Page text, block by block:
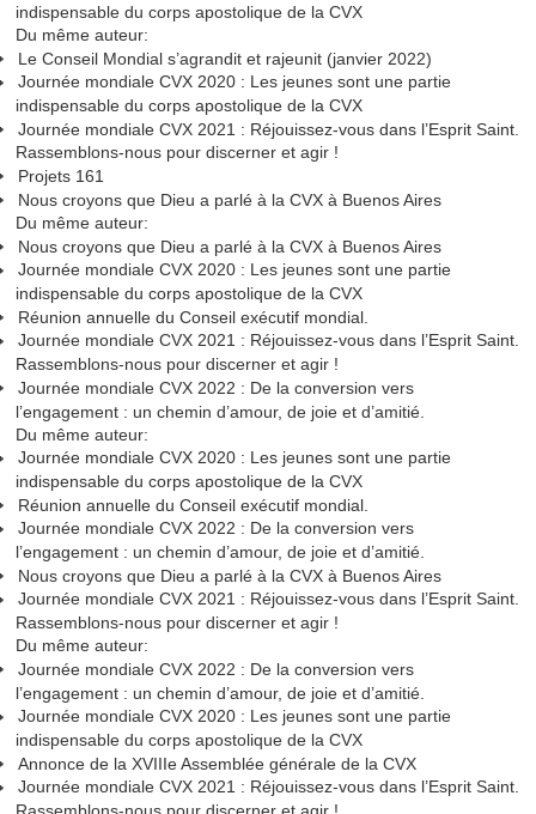
indispensable du corps apostolique de la CVX
Du même auteur:
Le Conseil Mondial s’agrandit et rajeunit (janvier 2022)
Journée mondiale CVX 2020 : Les jeunes sont une partie
indispensable du corps apostolique de la CVX
Journée mondiale CVX 2021 : Réjouissez-vous dans l’Esprit Saint.
Rassemblons-nous pour discerner et agir !
Projets 161
Nous croyons que Dieu a parlé à la CVX à Buenos Aires
Du même auteur:
Nous croyons que Dieu a parlé à la CVX à Buenos Aires
Journée mondiale CVX 2020 : Les jeunes sont une partie
indispensable du corps apostolique de la CVX
Réunion annuelle du Conseil exécutif mondial.
Journée mondiale CVX 2021 : Réjouissez-vous dans l’Esprit Saint.
Rassemblons-nous pour discerner et agir !
Journée mondiale CVX 2022 : De la conversion vers
l’engagement : un chemin d’amour, de joie et d’amitié.
Du même auteur:
Journée mondiale CVX 2020 : Les jeunes sont une partie
indispensable du corps apostolique de la CVX
Réunion annuelle du Conseil exécutif mondial.
Journée mondiale CVX 2022 : De la conversion vers
l’engagement : un chemin d’amour, de joie et d’amitié.
Nous croyons que Dieu a parlé à la CVX à Buenos Aires
Journée mondiale CVX 2021 : Réjouissez-vous dans l’Esprit Saint.
Rassemblons-nous pour discerner et agir !
Du même auteur:
Journée mondiale CVX 2022 : De la conversion vers
l’engagement : un chemin d’amour, de joie et d’amitié.
Journée mondiale CVX 2020 : Les jeunes sont une partie
indispensable du corps apostolique de la CVX
Annonce de la XVIIIe Assemblée générale de la CVX
Journée mondiale CVX 2021 : Réjouissez-vous dans l’Esprit Saint.